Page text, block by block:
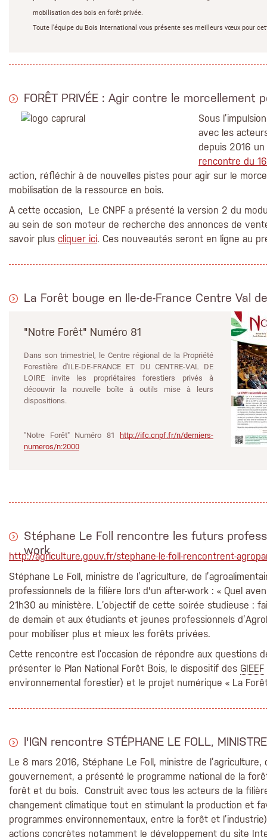
mobilisation des bois en forêt privée.
Toute l’équipe du Bois International vous présente ses meilleurs vœux pour
FORÊT PRIVÉE : Agir contre le
Sous
avec les
depuis 2016
rencontre du
action, réfléchir à de nouvelles pistes pour agir sur le
mobilisation de la ressource en bois.
A cette occasion, Le CNPF a présenté la version 2 du
au sein de son moteur de recherche des annonces de
savoir plus cliquer ici. Ces nouveautés seront en ligne au
La Forêt bouge en Ile-de-France Centre Val
"Notre Forêt" Numéro 81
Dans son trimestriel, le Centre régional de la Propriété
Forestière d'ILE-DE-FRANCE ET DU CENTRE-VAL DE
LOIRE invite les propriétaires forestiers privés à
découvrir la nouvelle boîte à outils mise à leurs
dispositions.
"Notre Forêt" Numéro 81 http://ifc.cnpf.fr/n/derniers-
numeros/n:2000
​Stéphane Le Foll rencontre les futurs
work
http://agriculture.gouv.fr/stephane-le-foll-rencontrent-
Stéphane Le Foll, ministre de l’agriculture, de
professionnels de la filière lors d'un after-work : « Quel
21h30 au ministère. L’objectif de cette soirée studieuse :
de demain et aux étudiants et jeunes professionnels
pour mobiliser plus et mieux les forêts privées.
Cette rencontre est l’occasion de répondre aux questions
présenter le Plan National Forêt Bois, le dispositif des GIEEF
environnemental forestier) et le projet numérique « La
l'IGN rencontre STÉPHANE LE FOLL,
Le 8 mars 2016, Stéphane Le Foll, ministre de
gouvernement, a présenté le programme national de la
forêt et du bois. Construit avec tous les acteurs de la
changement climatique tout en stimulant la production et
programmes environnementaux, entre la forêt et
actions concrètes notamment le développement du site